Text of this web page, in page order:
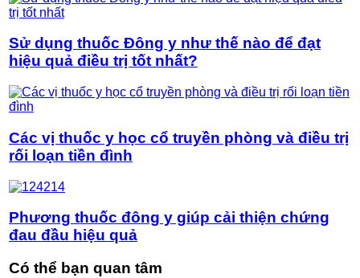
Sử dụng thuốc Đông y như thế nào để đạt
hiệu quả điều trị tốt nhất?
Các vị thuốc y học cổ truyền phòng và điều trị
rối loạn tiền đình
Phương thuốc đông y giúp cải thiện chứng
đau đầu hiệu quả
Có thể bạn quan tâm